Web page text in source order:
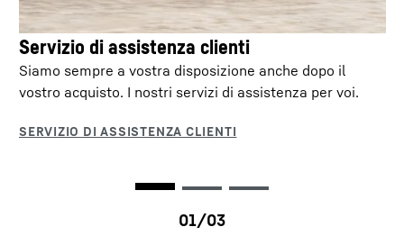
Ore di funzionamento all'anno
Calcolare
Servizio di assistenza clienti
Siamo sempre a vostra disposizione anche dopo il
vostro acquisto. I nostri servizi di assistenza per voi.